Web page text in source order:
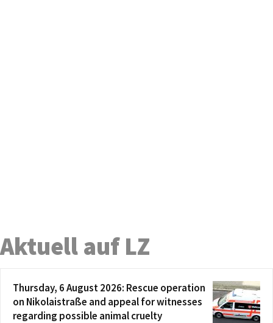
Aktuell auf LZ
Thursday, 6 August 2026: Rescue operation
on Nikolaistraße and appeal for witnesses
regarding possible animal cruelty